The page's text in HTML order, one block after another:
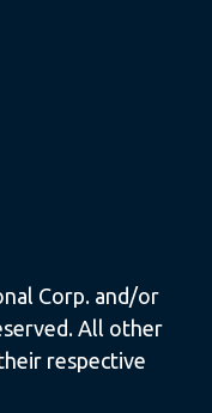
Corp. and/or
All other
respective